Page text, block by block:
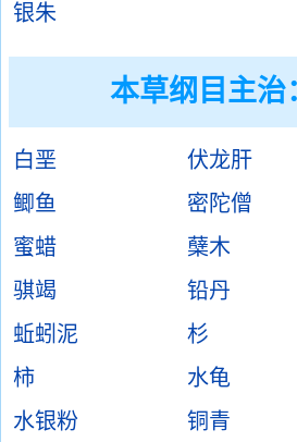
银朱
本草纲目主治
白垩
伏龙肝
鲫鱼
密陀僧
蜜蜡
蘖木
骐竭
铅丹
蚯蚓泥
杉
柿
水龟
水银粉
铜青